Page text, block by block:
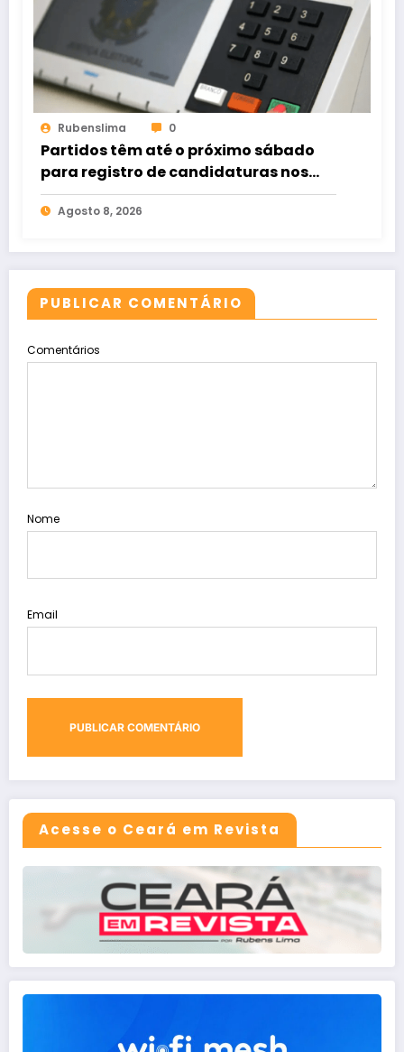
Rubenslima 0
Partidos têm até o próximo sábado
para registro de candidaturas nos
tribunais
Agosto 8, 2026
PUBLICAR COMENTÁRIO
Comentários
Nome
Email
Acesse o Ceará em Revista